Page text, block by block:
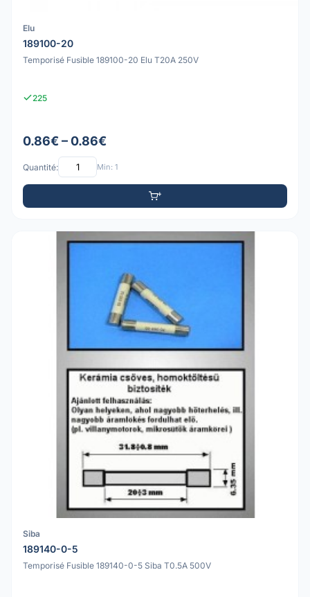
Elu
189100-20
Temporisé Fusible 189100-20 Elu T20A 250V
225
0.86€ – 0.86€
Quantité: Min: 1
Siba
189140-0-5
Temporisé Fusible 189140-0-5 Siba T0.5A 500V